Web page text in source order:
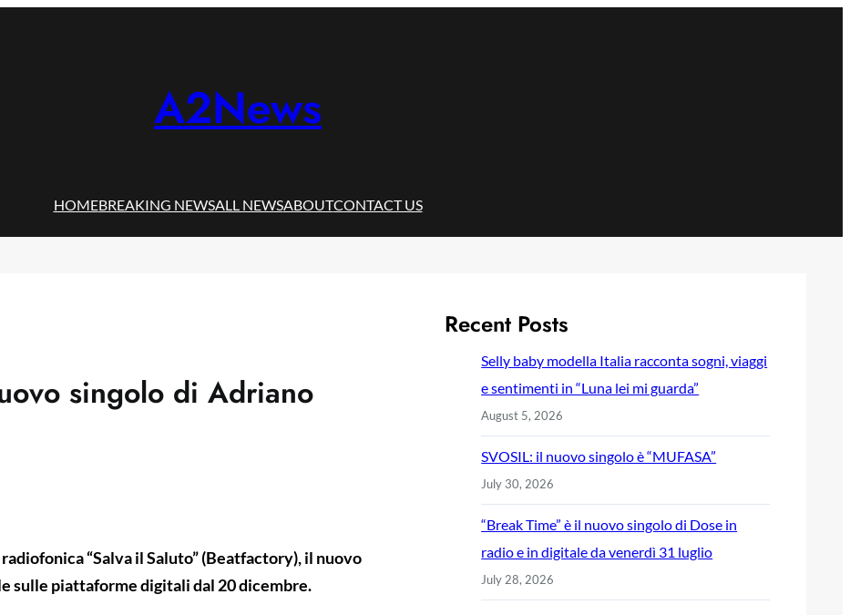
A2News
HOMEBREAKING NEWSALL NEWSABOUTCONTACT US
singolo di Adriano
“Salva il Saluto” (Beatfactory), il nuovo
sulle piattaforme digitali dal 20 dicembre.
Recent Posts
Selly baby modella Italia racconta sogni, viaggi
e sentimenti in “Luna lei mi guarda”
August 5, 2026
SVOSIL: il nuovo singolo è “MUFASA”
July 30, 2026
“Break Time” è il nuovo singolo di Dose in
radio e in digitale da venerdì 31 luglio
July 28, 2026